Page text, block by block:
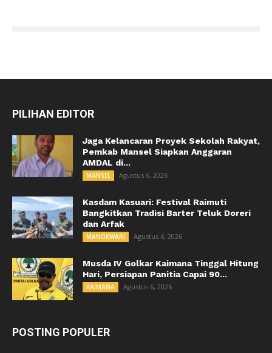
PILIHAN EDITOR
Jaga Kelancaran Proyek Sekolah Rakyat,
Pemkab Mansel Siapkan Anggaran
AMDAL di...
MANSEL Agustus 6, 2026
Kasdam Kasuari: Festival Raimuti
Bangkitkan Tradisi Barter Teluk Doreri
dan Arfak
MANOKWARI Agustus 6, 2026
Musda IV Golkar Kaimana Tinggal Hitung
Hari, Persiapan Panitia Capai 90...
KAIMANA Agustus 6, 2026
POSTING POPULER